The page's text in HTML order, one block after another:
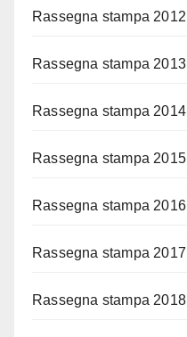
Rassegna stampa 2012
Rassegna stampa 2013
Rassegna stampa 2014
Rassegna stampa 2015
Rassegna stampa 2016
Rassegna stampa 2017
Rassegna stampa 2018